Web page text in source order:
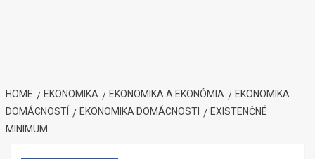
HOME EKONOMIKA EKONOMIKA A EKONÓMIA
EKONOMIKA
DOMÁCNOSTÍ
EKONOMIKA DOMÁCNOSTI
EXISTENČNÉ
MINIMUM